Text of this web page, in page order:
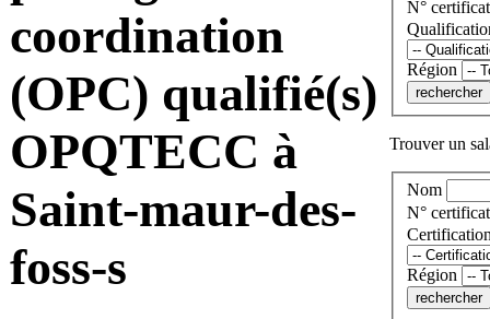
coordination
(OPC) qualifié(s)
OPQTECC à
Saint-maur-des-
foss-s
N° certificat
Région
Trouver un
Nom
N° certificat
Région